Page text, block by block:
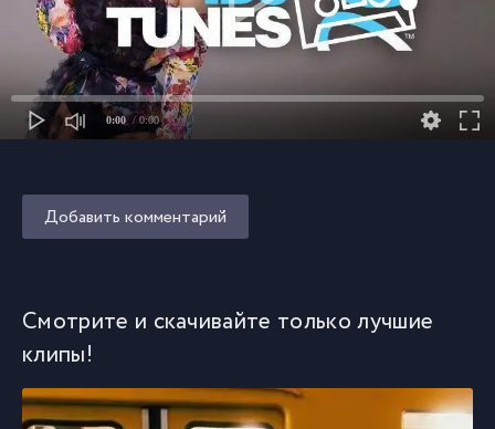
0:00 / 0:00
Добавить комментарий
Смотрите и скачивайте только лучшие
клипы!